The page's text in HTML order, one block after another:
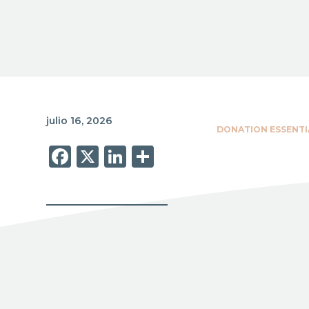
julio 16, 2026
Facebook
X LinkedIn
Share